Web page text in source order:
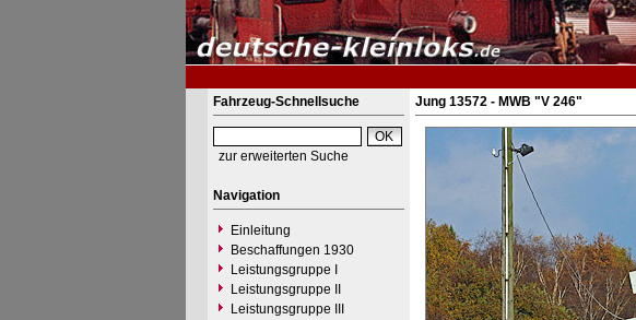
Fahrzeug-Schnellsuche
zur erweiterten Suche
Navigation
Einleitung
Beschaffungen 1930
Leistungsgruppe I
Leistungsgruppe II
Leistungsgruppe III
Jung 13572 - MWB "V 246"